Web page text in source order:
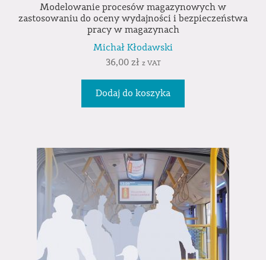
Modelowanie procesów magazynowych w
zastosowaniu do oceny wydajności i bezpieczeństwa
pracy w magazynach
Michał Kłodawski
36,00 zł z VAT
Dodaj do koszyka